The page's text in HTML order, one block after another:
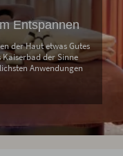
Entspannen
der Haut etwas Gutes
der Sinne
Anwendungen